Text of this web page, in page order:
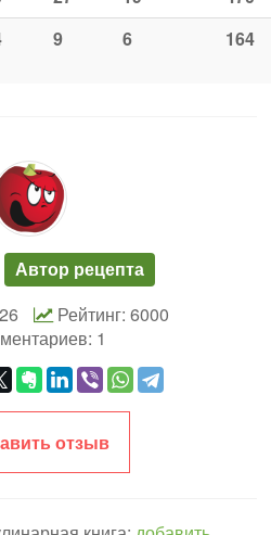
9 6 164
Автор рецепта
Рейтинг: 6000
1
отзыв